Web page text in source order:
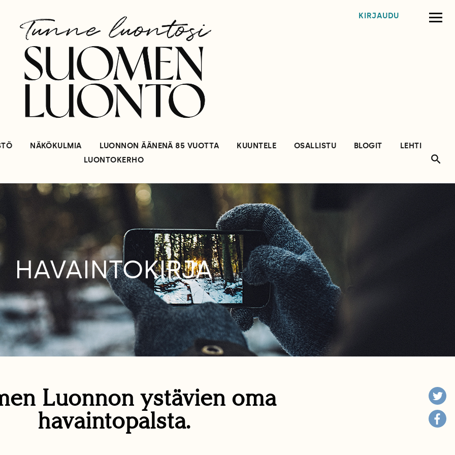
KIRJAUDU
NÄKÖKULMIA LUONNON ÄÄNENÄ 85 VUOTTA KUUNTELE OSALLISTU BLOGIT
LEHTI
LUONTOKERHO
HAVAINTOKIRJA
Luonnon ystävien oma
havaintopalsta.